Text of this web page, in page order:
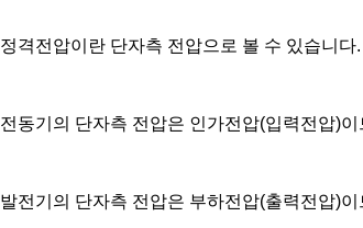
정격전압이란 단자측 전압으로 볼 수 있습니다.
전동기의 단자측 전압은 인가전압(입력전압)
발전기의 단자측 전압은 부하전압(출력전압)